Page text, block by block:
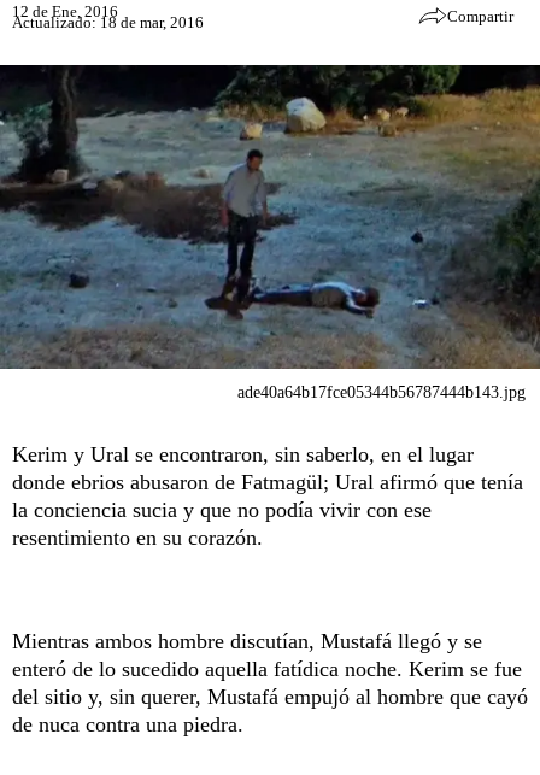
12 de Ene, 2016
Actualizado: 18 de mar, 2016 Compartir
ade40a64b17fce05344b56787444b143.jpg
Kerim y Ural se encontraron, sin saberlo, en el lugar
donde ebrios abusaron de Fatmagül; Ural afirmó que tenía
la conciencia sucia y que no podía vivir con ese
resentimiento en su corazón.
Mientras ambos hombre discutían, Mustafá llegó y se
enteró de lo sucedido aquella fatídica noche. Kerim se fue
del sitio y, sin querer, Mustafá empujó al hombre que cayó
de nuca contra una piedra.